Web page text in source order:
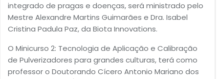
integrado de pragas e doenças, será ministrado pelo
Mestre Alexandre Martins Guimarães e Dra. Isabel
Cristina Padula Paz, da Biota Innovations.
O Minicurso 2: Tecnologia de Aplicação e Calibração
de Pulverizadores para grandes culturas, terá como
professor o Doutorando Cícero Antonio Mariano dos